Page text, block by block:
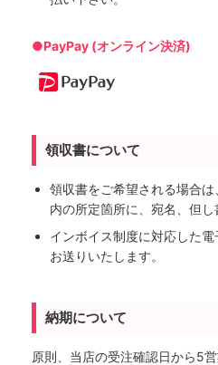
●PayPay (オンライン決済)
領収書について
領収書をご希望される場合
内の所定箇所に、宛名、但し
インボイス制度に対応した
お送りいたします。
納期について
原則、当店の受注確認日から5